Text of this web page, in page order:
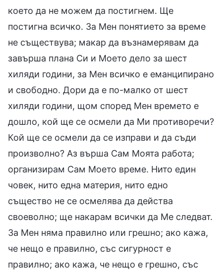
което да не можем да постигнем. Ще
постигна всичко. За Мен понятието за време
не съществува; макар да възнамерявам да
завърша плана Си и Моето дело за шест
хиляди години, за Мен всичко е еманципирано
и свободно. Дори да е по-малко от шест
хиляди години, щом според Мен времето е
дошло, кой ще се осмели да Ми противоречи?
Кой ще се осмели да се изправи и да съди
произволно? Аз върша Сам Моята работа;
организирам Сам Моето време. Нито един
човек, нито една материя, нито едно
същество не се осмелява да действа
своеволно; ще накарам всички да Ме следват.
За Мен няма правилно или грешно; ако кажа,
че нещо е правилно, със сигурност е
правилно; ако кажа, че нещо е грешно, със